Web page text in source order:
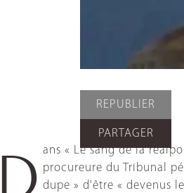
REPUBLIER
PARTAGER
ans « Le sang de la
procureure du Tribunal
dupe » d'être « devenus